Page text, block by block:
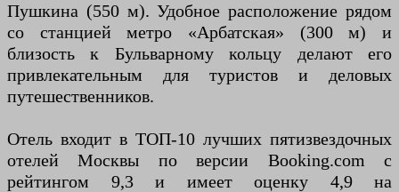
Пушкина (550 м). Удобное расположение рядом
со станцией метро «Арбатская» (300 м) и
близость к Бульварному кольцу делают его
привлекательным для туристов и деловых
путешественников.
Отель входит в ТОП-10 лучших пятизвездочных
отелей Москвы по версии Booking.com с
рейтингом 9,3 и имеет оценку 4,9 на